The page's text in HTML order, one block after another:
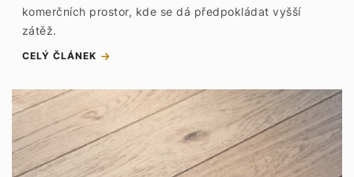
komerčních prostor, kde se dá předpokládat vyšší
zátěž.
CELÝ ČLÁNEK